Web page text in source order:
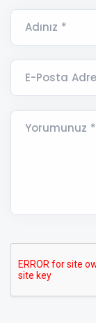
Adınız *
E-Posta
Yorumunuz *